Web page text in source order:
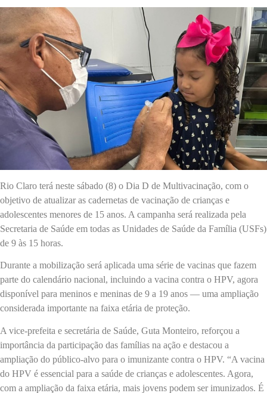
Rio Claro terá neste sábado (8) o Dia D de Multivacinação, com o
objetivo de atualizar as cadernetas de vacinação de crianças e
adolescentes menores de 15 anos. A campanha será realizada pela
Secretaria de Saúde em todas as Unidades de Saúde da Família (USFs)
de 9 às 15 horas.
Durante a mobilização será aplicada uma série de vacinas que fazem
parte do calendário nacional, incluindo a vacina contra o HPV, agora
disponível para meninos e meninas de 9 a 19 anos — uma ampliação
considerada importante na faixa etária de proteção.
A vice-prefeita e secretária de Saúde, Guta Monteiro, reforçou a
importância da participação das famílias na ação e destacou a
ampliação do público-alvo para o imunizante contra o HPV. “A vacina
do HPV é essencial para a saúde de crianças e adolescentes. Agora,
com a ampliação da faixa etária, mais jovens podem ser imunizados. É